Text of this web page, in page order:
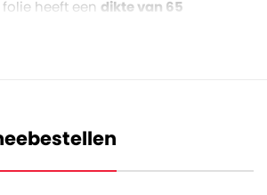
heeft een dikte van 65
van 60 mm, waarmee je de
afsluit, zonder extra tape of
ideaal voor webshops en